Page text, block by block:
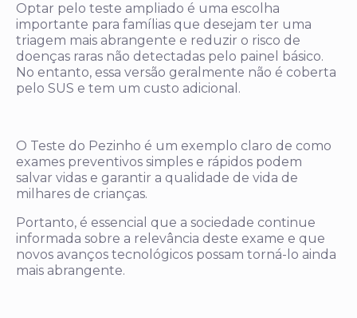
Optar pelo teste ampliado é uma escolha
importante para famílias que desejam ter uma
triagem mais abrangente e reduzir o risco de
doenças raras não detectadas pelo painel básico.
No entanto, essa versão geralmente não é coberta
pelo SUS e tem um custo adicional.
O Teste do Pezinho é um exemplo claro de como
exames preventivos simples e rápidos podem
salvar vidas e garantir a qualidade de vida de
milhares de crianças.
Portanto, é essencial que a sociedade continue
informada sobre a relevância deste exame e que
novos avanços tecnológicos possam torná-lo ainda
mais abrangente.